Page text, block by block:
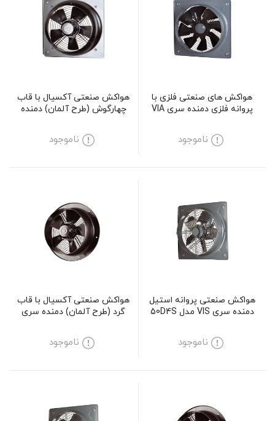
هواکش های صنعتی فلزی با
پروانه فلزی دمنده سری VIA
ناموجود
هواکش صنعتی آکسیال با قاب
چهارگوش (طرح آلمان) دمنده
ناموجود
هواکش صنعتی پروانه استیل
دمنده سری VIS مدل 50D4S
ناموجود
هواکش صنعتی آکسیال با قاب
گرد (طرح آلمان) دمنده سری
ناموجود